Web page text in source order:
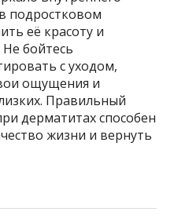
подростковом
её красоту и
бойтесь
с уходом,
ощущения и
Правильный
дерматитах способен
жизни и вернуть